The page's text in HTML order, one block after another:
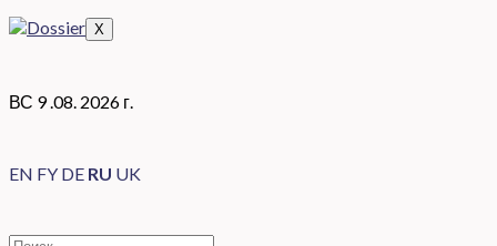
X
ВС 9 .08. 2026 г.
EN FY DE RU UK